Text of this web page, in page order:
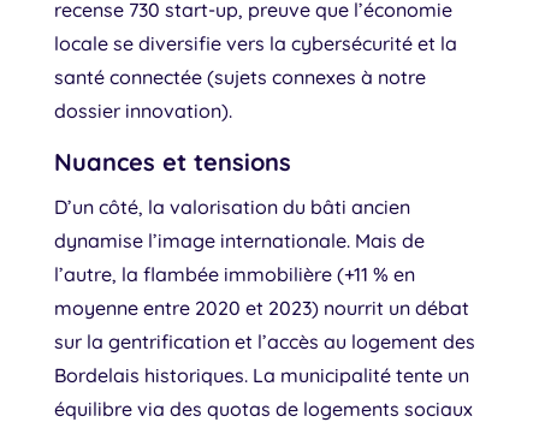
recense 730 start-up, preuve que l’économie
locale se diversifie vers la cybersécurité et la
santé connectée (sujets connexes à notre
dossier innovation).
Nuances et tensions
D’un côté, la valorisation du bâti ancien
dynamise l’image internationale. Mais de
l’autre, la flambée immobilière (+11 % en
moyenne entre 2020 et 2023) nourrit un débat
sur la gentrification et l’accès au logement des
Bordelais historiques. La municipalité tente un
équilibre via des quotas de logements sociaux